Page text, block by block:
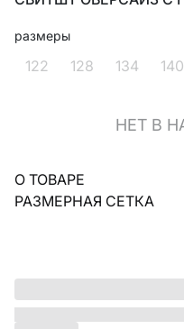
размеры
122 128 134 140
НЕТ В
О ТОВАРЕ
РАЗМЕРНАЯ СЕТКА